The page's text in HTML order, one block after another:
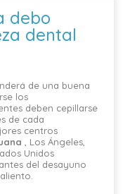
debo
dental
de una buena
los
deben cepillarse
de cada
centros
, Los Ángeles,
Unidos
del desayuno